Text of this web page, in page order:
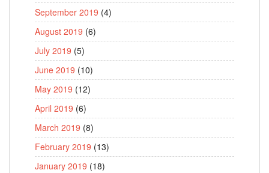
September 2019 (4)
August 2019 (6)
July 2019 (5)
June 2019 (10)
May 2019 (12)
April 2019 (6)
March 2019 (8)
February 2019 (13)
January 2019 (18)